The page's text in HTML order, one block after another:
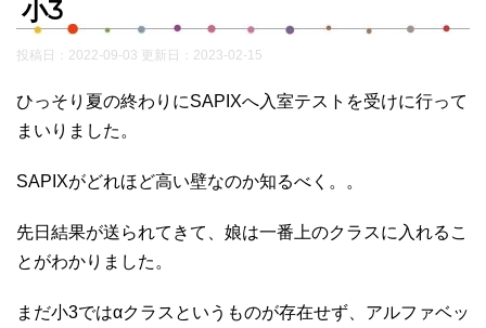
小3
投稿日：2022-09-03 更新日： 2023-02-15
ひっそり夏の終わりにSAPIXへ入室テストを受けに行って
まいりました。
SAPIXがどれほど高い壁なのか知るべく。。
先日結果が送られてきて、娘は一番上のクラスに入れるこ
とがわかりました。
まだ小3ではαクラスというものが存在せず、アルファベッ